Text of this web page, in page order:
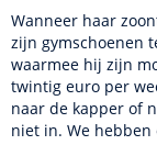
Wanneer haar
zijn gymschoenen
waarmee hij zijn
twintig euro per
naar de kapper of
niet in. We